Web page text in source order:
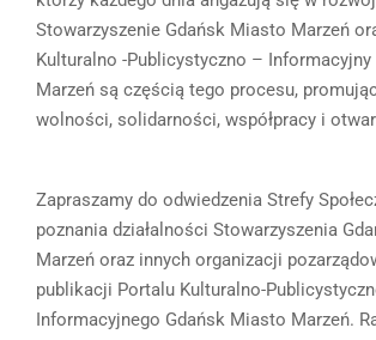
Stowarzyszenie Gdańsk Miasto Marzeń
Kulturalno -Publicystyczno –
Marzeń są częścią tego procesu,
wolności, solidarności, współpracy i
Zapraszamy do odwiedzenia Strefy
poznania działalności Stowarzyszenia
Marzeń oraz innych organizacji
publikacji Portalu Kulturalno-
Informacyjnego Gdańsk Miasto Marzeń.